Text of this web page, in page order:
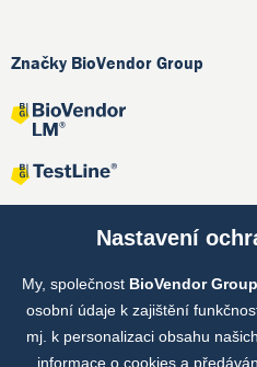
Značky BioVendor Group
Společné projekty
Nastavení
My, společnost BioVendor Group
osobní údaje k zajištění
mj. k personalizaci obsahu
informace o cookies a